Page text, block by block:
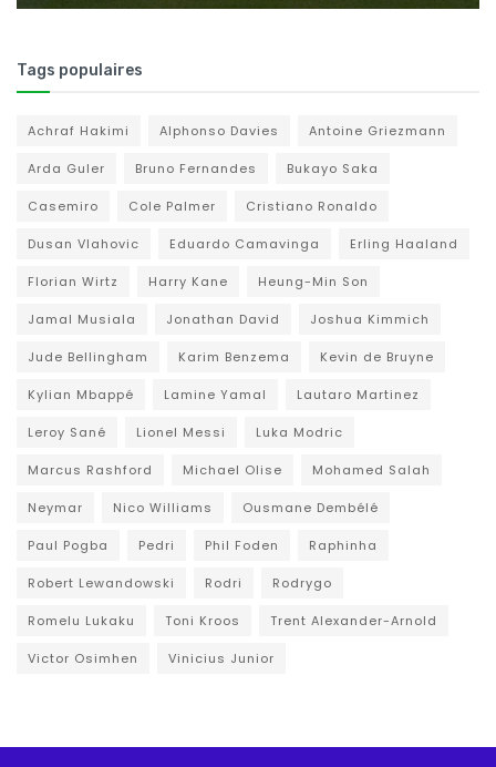
Tags populaires
Achraf Hakimi Alphonso Davies Antoine Griezmann
Arda Guler Bruno Fernandes Bukayo Saka
Casemiro Cole Palmer Cristiano Ronaldo
Dusan Vlahovic Eduardo Camavinga Erling Haaland
Florian Wirtz Harry Kane Heung-Min Son
Jamal Musiala Jonathan David Joshua Kimmich
Jude Bellingham Karim Benzema Kevin de Bruyne
Kylian Mbappé Lamine Yamal Lautaro Martinez
Leroy Sané Lionel Messi Luka Modric
Marcus Rashford Michael Olise Mohamed Salah
Neymar Nico Williams Ousmane Dembélé
Paul Pogba Pedri Phil Foden Raphinha
Robert Lewandowski Rodri Rodrygo
Romelu Lukaku Toni Kroos Trent Alexander-Arnold
Victor Osimhen Vinicius Junior